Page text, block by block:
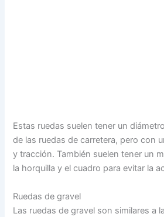
Estas ruedas suelen tener un
de las ruedas de carretera, pero con
y tracción. También suelen tener un
la horquilla y el cuadro para evitar la
Ruedas de gravel
Las ruedas de gravel son similares a